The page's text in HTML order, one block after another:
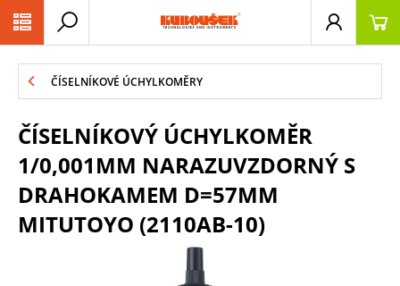
ČÍSELNÍKOVÉ ÚCHYLKOMĚRY
ČÍSELNÍKOVÝ ÚCHYLKOMĚR
1/0,001MM NARAZUVZDORNÝ S
DRAHOKAMEM D=57MM
MITUTOYO (2110AB-10)